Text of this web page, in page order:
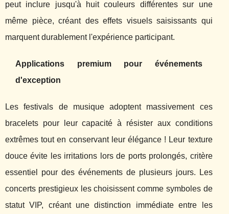
peut inclure jusqu'à huit couleurs différentes sur une
même pièce, créant des effets visuels saisissants qui
marquent durablement l'expérience participant.
Applications premium pour événements
d'exception
Les festivals de musique adoptent massivement ces
bracelets pour leur capacité à résister aux conditions
extrêmes tout en conservant leur élégance ! Leur texture
douce évite les irritations lors de ports prolongés, critère
essentiel pour des événements de plusieurs jours. Les
concerts prestigieux les choisissent comme symboles de
statut VIP, créant une distinction immédiate entre les